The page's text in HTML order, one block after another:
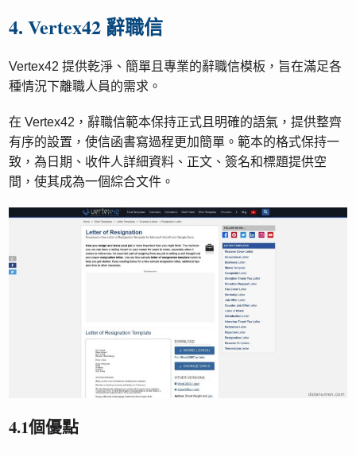
4. Vertex42 辭職信
Vertex42 提供乾淨、簡單且專業的辭職信模板，旨在滿足各
種情況下離職人員的需求。
在 Vertex42，辭職信範本保持正式且明確的語氣，提供整齊
有序的設置，使信函書寫過程更加簡單。範本的格式保持一
致，為日期、收件人詳細資料、正文、簽名和標題提供空
間，使其成為一個綜合文件。
4.1個優點